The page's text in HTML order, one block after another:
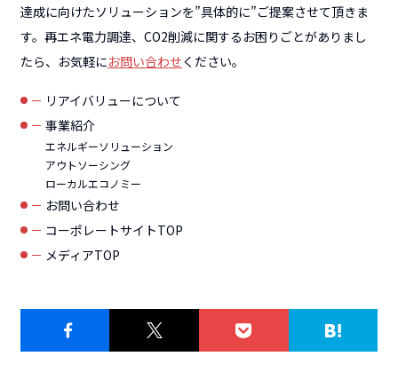
達成に向けたソリューションを”具体的に”ご提案させて頂きま
す。再エネ電力調達、CO2削減に関するお困りごとがありまし
たら、お気軽にお問い合わせ ください。
リアイバリューについて
事業紹介
エネルギーソリューション
アウトソーシング
ローカルエコノミー
お問い合わせ
コーポレートサイトTOP
メディアTOP